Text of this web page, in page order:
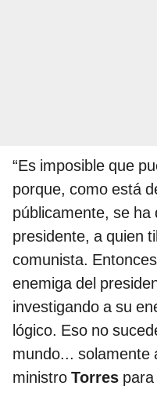
“Es imposible que
porque, como está
públicamente, se
presidente, a quien
comunista.
enemiga del
investigando a su
lógico. Eso no
mundo... solamente
ministro Torres